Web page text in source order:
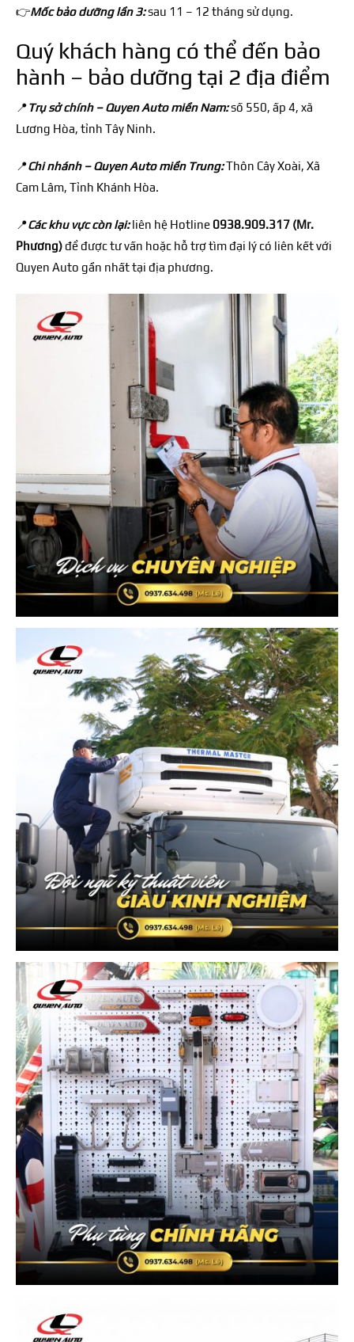
👉Mốc bảo dưỡng lần 3:sau 11 – 12 tháng sửdụng.
Quý khách hàng có thể đến bảo
hành – bảo dưỡng tại 2 địa điểm
📍Trụsởchính – Quyen Auto miền Nam:số 550, ấp 4, xã
L ương Hòa, tỉnh Tây Ninh.
📍Chi nhánh – Quyen Auto miền Trung:Thôn Cây Xoài, Xã
Cam Lâm, Tỉnh Khánh Hòa.
📍Các khu vực còn lại:liên hệ Hotline 0938.909.317 (Mr.
Phương)đểđược tư vấn hoặc hỗ trợtìmđại lý có liên kết với
Quyen Auto gần nhất tại địa phương.